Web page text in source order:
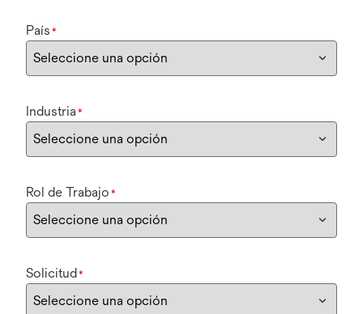
País *
Industria *
Rol de Trabajo *
Solicitud*